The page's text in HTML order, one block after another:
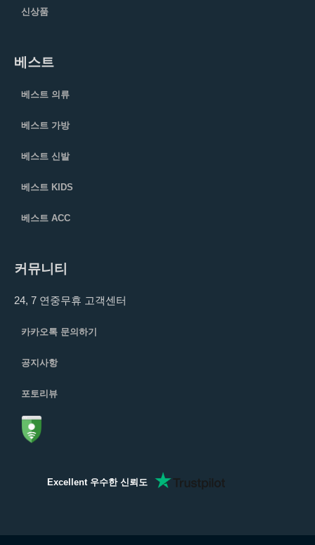
신상품
베스트
베스트 의류
베스트 가방
베스트 신발
베스트 KIDS
베스트 ACC
커뮤니티
24, 7 연중무휴 고객센터
카카오톡 문의하기
공지사항
포토리뷰
Excellent 우수한 신뢰도